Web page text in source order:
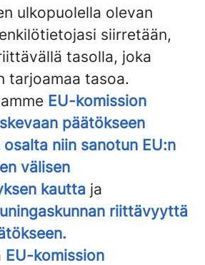
ulkopuolella olevan
siirretään,
tasolla, joka
tarjoamaa tasoa.
EU-komission
päätökseen
niin sanotun EU:n
välisen
kautta ja
riittävyyttä
EU-komission